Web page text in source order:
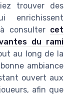
trouver des
enrichissent
consulter cet
du rami
au long de la
ambiance
ouvert aux
afin que